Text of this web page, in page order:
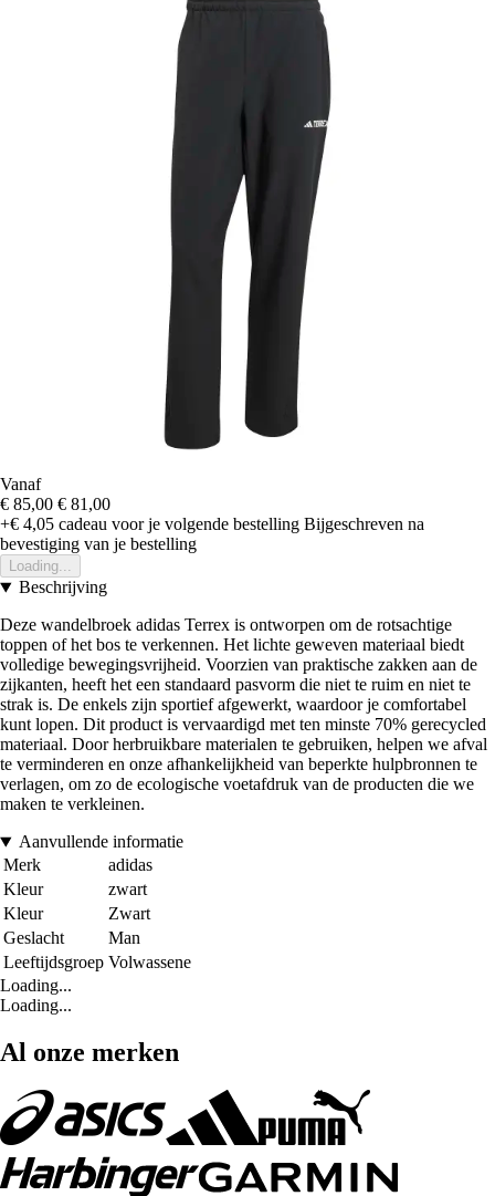
Vanaf
€ 85,00 € 81,00
+€ 4,05 cadeau voor je volgende bestelling Bijgeschreven na
bevestiging van je bestelling
Loading...
Beschrijving
Deze wandelbroek adidas Terrex is ontworpen om de rotsachtige
toppen of het bos te verkennen. Het lichte geweven materiaal biedt
volledige bewegingsvrijheid. Voorzien van praktische zakken aan de
zijkanten, heeft het een standaard pasvorm die niet te ruim en niet te
strak is. De enkels zijn sportief afgewerkt, waardoor je comfortabel
kunt lopen. Dit product is vervaardigd met ten minste 70% gerecycled
materiaal. Door herbruikbare materialen te gebruiken, helpen we afval
te verminderen en onze afhankelijkheid van beperkte hulpbronnen te
verlagen, om zo de ecologische voetafdruk van de producten die we
maken te verkleinen.
Aanvullende informatie
Merk
adidas
Kleur
zwart
Kleur
Zwart
Geslacht
Man
Leeftijdsgroep Volwassene
Loading...
Loading...
Al onze merken